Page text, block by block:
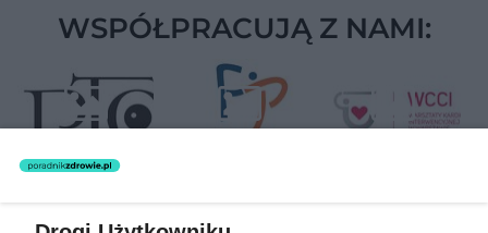
WSPÓŁPRACUJĄ Z NAMI: